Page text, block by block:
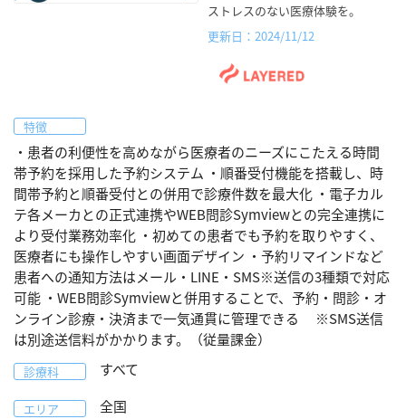
ストレスのない医療体験を。
更新日：2024/11/12
特徴
・患者の利便性を高めながら医療者のニーズにこたえる時間
帯予約を採用した予約システム ・順番受付機能を搭載し、時
間帯予約と順番受付との併用で診療件数を最大化 ・電子カル
テ各メーカとの正式連携やWEB問診Symviewとの完全連携に
より受付業務効率化 ・初めての患者でも予約を取りやすく、
医療者にも操作しやすい画面デザイン ・予約リマインドなど
患者への通知方法はメール・LINE・SMS※送信の3種類で対応
可能 ・WEB問診Symviewと併用することで、予約・問診・オ
ンライン診療・決済まで一気通貫に管理できる ※SMS送信
は別途送信料がかかります。（従量課金）
診療科 すべて
エリア 全国